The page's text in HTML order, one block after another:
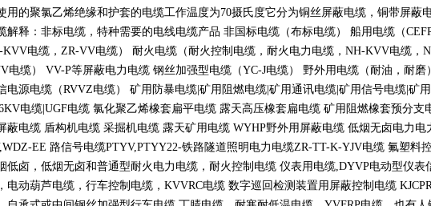
用的聚氯乙烯绝缘和护套的电缆工作温度为70摄氏度它分为铜丝屏蔽电缆，铜带屏蔽
解释：非标电缆，特种需要的电线电缆产品 非国标电缆（布标电缆） 船用电缆（
KVV电缆， ZR-VV电缆） 耐火电缆（耐火控制电缆，耐火电力电缆， NH-KVV电缆，
电缆） VV-P等屏蔽电力电缆 钢丝加强型电缆（YC-J电缆） 野外用电缆（耐油，耐磨）
电源电缆（RVVZ电缆） 矿用防暴电缆 矿用阻燃电缆 矿用通讯电缆 矿用信号电缆 矿
电缆 |UGF电缆 氯化聚乙烯橡套扁平电缆 露天高压橡套扁电缆 矿用阻燃橡套预分支
蔽电缆 盾构机电缆 采掘机电缆 露天矿用电缆 WYHP野外用屏蔽电缆 低烟无卤电力
EE 路信号电缆PTYV,PTYY22-铁路隧道照明电力电缆ZR-TT-K-YJV电缆 氟塑料
低卤，低烟无卤和普通型耐火电力电缆，耐火控制电缆 仪表用电缆,DYVP电动型仪表
电动葫芦电缆，行车控制电缆， KVVRC电缆 数字巡回检测装置用屏蔽控制电缆